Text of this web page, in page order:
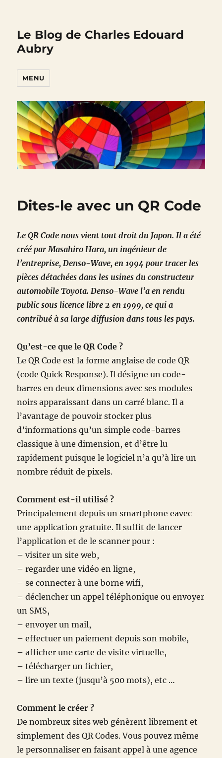
Le Blog de Charles Edouard
Aubry
MENU
Dites-le avec un QR Code
Le QR Code nous vient tout droit du Japon. Il a été
créé par Masahiro Hara, un ingénieur de
l’entreprise, Denso-Wave, en 1994 pour tracer les
pièces détachées dans les usines du constructeur
automobile Toyota. Denso-Wave l’a en rendu
public sous licence libre 2 en 1999, ce qui a
contribué à sa large diffusion dans tous les pays.
Qu’est-ce que le QR Code ?
Le QR Code est la forme anglaise de code QR
(code Quick Response). Il désigne un code-
barres en deux dimensions avec ses modules
noirs apparaissant dans un carré blanc. Il a
l’avantage de pouvoir stocker plus
d’informations qu’un simple code-barres
classique à une dimension, et d’être lu
rapidement puisque le logiciel n’a qu’à lire un
nombre réduit de pixels.
Comment est-il utilisé ?
Principalement depuis un smartphone eavec
une application gratuite. Il suffit de lancer
l’application et de le scanner pour :
– visiter un site web,
– regarder une vidéo en ligne,
– se connecter à une borne wifi,
– déclencher un appel téléphonique ou envoyer
un SMS,
– envoyer un mail,
– effectuer un paiement depuis son mobile,
– afficher une carte de visite virtuelle,
– télécharger un fichier,
– lire un texte (jusqu’à 500 mots), etc …
Comment le créer ?
De nombreux sites web génèrent librement et
simplement des QR Codes. Vous pouvez même
le personnaliser en faisant appel à une agence